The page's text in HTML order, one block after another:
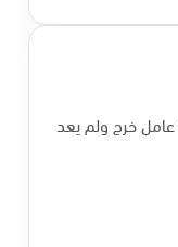
خرج ولم يعد